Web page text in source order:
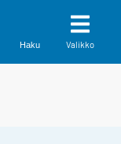
Haku Valikko